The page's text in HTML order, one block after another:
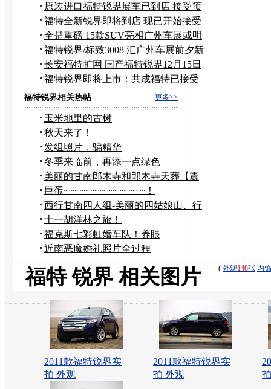
价45万
原装进口福特锐界展车已到店 接受预
订
福特全新锐界即将到店 现已开始接受
预定
全是重磅 15款SUV亮相广州车展或明
年出
福特锐界/标致3008 汇广州车展前夕新
车
长安福特扩网 国产福特锐界12月15日
上市
福特锐界即将上市：共成福特已接受
预订
更多>>
福特锐界相关热帖
玉米地里的古树
秋天来了！
发组照片，骗精华
冬季来临前，再添一点绿色
美丽的甘南郎木寺和郎木寺天葬【震
撼放送】
巨蛋~~~~~~~~~~~~~~~！
西行甘南四人组-美丽的四姑娘山、行
者的冰石酒吧
十一胡洋林之旅！
福克斯七彩虹婚车队！养眼
近南恶魔婚礼照片全过程
( 外观148张 内饰
福特 锐界 相关图片
2011款福特锐界实
拍 外观
2011款福特锐界实
拍 外观